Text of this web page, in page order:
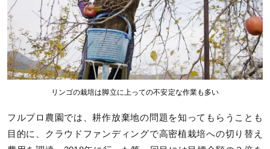
リンゴの栽培は脚立に上っての不安定な作業も多い
フルプロ農園では、耕作放棄地の問題を知ってもらうことも
目的に、クラウドファンディングで高密植栽培への切り替え